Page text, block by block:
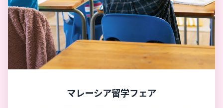
マレーシア留学フェア